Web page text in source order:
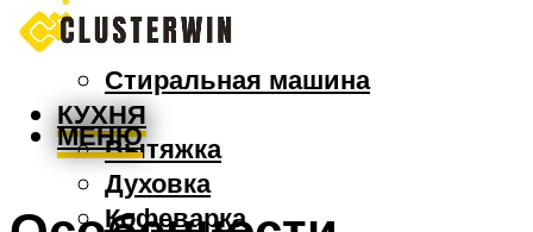
Утюг
Швабра
Стиральная машина
КУХНЯ
Вытяжка
Духовка
Кофеварка
МЕНЮ